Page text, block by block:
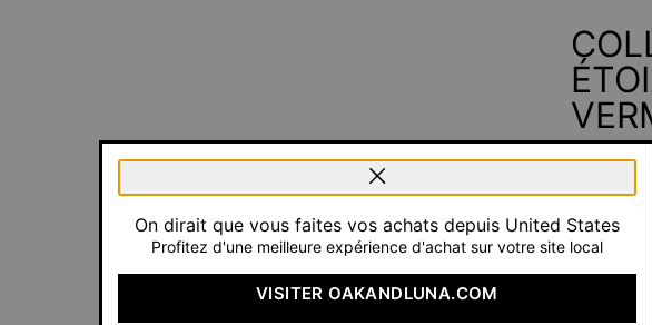
Pay with
On dirait que vous faites vos achats depuis United States
Profitez d'une meilleure expérience d'achat sur votre site local
VISITER OAKANDLUNA.COM